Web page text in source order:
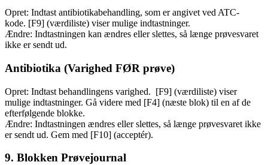
Opret: Indtast antibiotikabehandling, som er angivet ved ATC-
kode. [F9] (værdiliste) viser mulige indtastninger.
Ændre: Indtastningen kan ændres eller slettes, så længe prøvesvaret
ikke er sendt ud.
Antibiotika (Varighed FØR prøve)
Opret: Indtast behandlingens varighed. [F9] (værdiliste) viser
mulige indtastninger. Gå videre med [F4] (næste blok) til en af de
efterfølgende blokke.
Ændre: Indtastningen ændres eller slettes, så længe prøvesvaret ikke
er sendt ud. Gem med [F10] (acceptér).
9. Blokken Prøvejournal